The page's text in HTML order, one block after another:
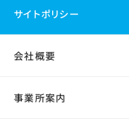
サイトポリシー
会社概要
事業所案内